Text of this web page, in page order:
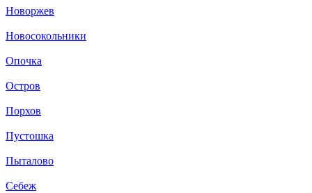
Новоржев
Новосокольники
Опочка
Остров
Порхов
Пустошка
Пыталово
Себеж